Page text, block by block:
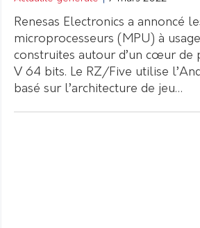
Renesas Electronics a annoncé
microprocesseurs (MPU) à
construites autour d’un cœur de
V 64 bits. Le RZ/Five utilise
basé sur l’architecture de jeu…